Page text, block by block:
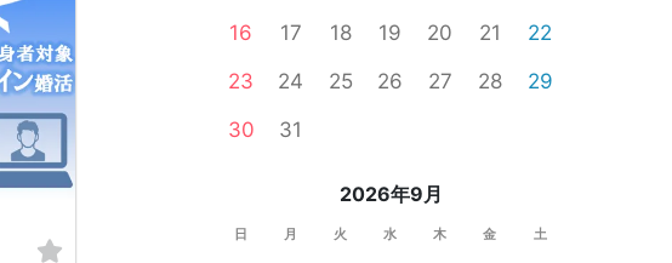
16
17 18 19 20 21
22
23
24 25 26 27 28
29
30
31
2026年9月
日 月 火 水 木 金 土